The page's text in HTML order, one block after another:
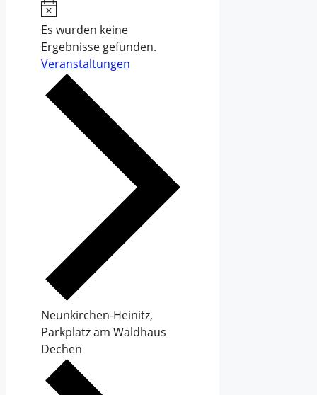
Es wurden keine
Ergebnisse gefunden.
Veranstaltungen
Neunkirchen-Heinitz,
Parkplatz am Waldhaus
Dechen